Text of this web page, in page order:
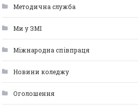
Методична служба
Ми у ЗМІ
Міжнародна співпраця
Новини коледжу
Оголошення